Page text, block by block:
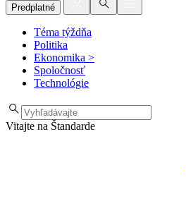
Predplatné
Téma týždňa
Politika
Ekonomika >
Spoločnosť
Technológie
Vitajte na Štandarde